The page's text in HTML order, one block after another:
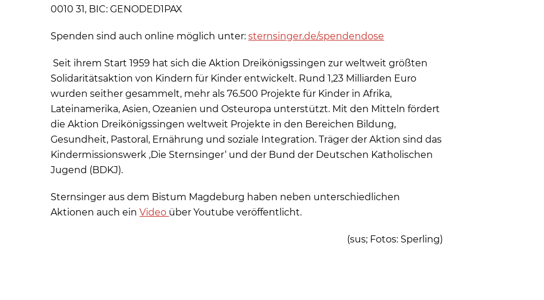
0010 31, BIC: GENODED1PAX
Spenden sind auch online möglich unter:sternsinger.de/spendendose
Seit ihrem Start 1959 hat sich die Aktion Dreikönigssingen zur weltweit größten
Solidaritätsaktion von Kindern für Kinder entwickelt. Rund 1,23 Milliarden Euro
wurden seither gesammelt, mehr als 76.500 Projekte für Kinder in Afrika,
Lateinamerika, Asien, Ozeanien und Osteuropa unterstützt. Mit den Mitteln fördert
die Aktion Dreikönigssingen weltweit Projekte in den Bereichen Bildung,
Gesundheit, Pastoral, Ernährung und soziale Integration. Träger der Aktion sind das
Kindermissionswerk ‚Die Sternsinger‘ und der Bund der Deutschen Katholischen
Jugend (BDKJ).
Sternsinger aus dem Bistum Magdeburg haben neben unterschiedlichen
Aktionen auch einVideo über Youtube veröffentlicht.
(sus; Fotos: Sperling)